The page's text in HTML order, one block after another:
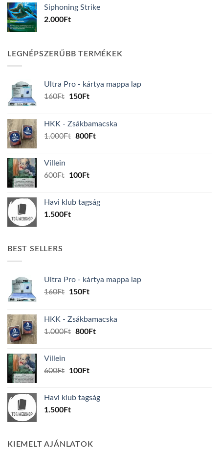
Siphoning Strike
2.000Ft
LEGNÉPSZERŰBB TERMÉKEK
Ultra Pro - kártya mappa lap
160Ft
Original
160Ft.
150FtCurrent
150Ft.
HKK - Zsákbamacska
1.000Ft Original
800FtCurrent
Villein
600Ft
Original
600Ft.
100FtCurrent
100Ft.
Havi klub tagság
1.500Ft
BEST SELLERS
Ultra Pro - kártya mappa lap
160Ft
Original
160Ft.
150FtCurrent
150Ft.
HKK - Zsákbamacska
1.000Ft Original
800FtCurrent
Villein
600Ft
Original
600Ft.
100FtCurrent
100Ft.
Havi klub tagság
1.500Ft
KIEMELT AJÁNLATOK